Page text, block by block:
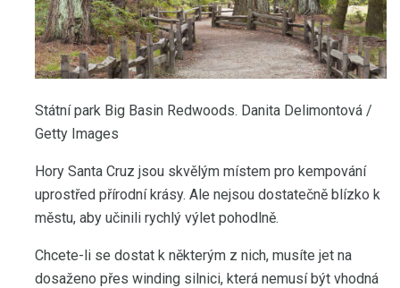
Státní park Big Basin Redwoods. Danita Delimontová /
Getty Images
Hory Santa Cruz jsou skvělým místem pro kempování
uprostřed přírodní krásy. Ale nejsou dostatečně blízko k
městu, aby učinili rychlý výlet pohodlně.
Chcete-li se dostat k některým z nich, musíte jet na
dosaženo přes winding silnici, která nemusí být vhodná